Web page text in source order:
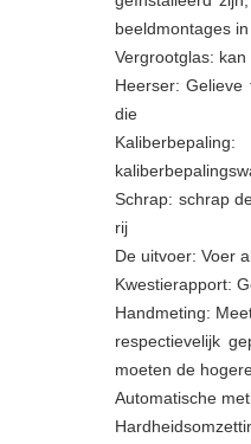
beeldmontages
Vergrootglas:
Heerser:
die
Schrap: schrap
rij
De uitvoer: Voer
Kwestierapport:
Handmeting:
respectievelijk
moeten de
Automatische